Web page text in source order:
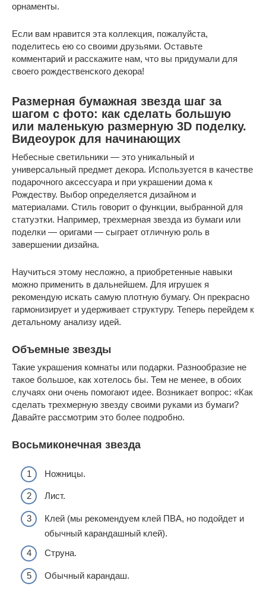
орнаменты.
Если вам нравится эта коллекция, пожалуйста,
поделитесь ею со своими друзьями. Оставьте
комментарий и расскажите нам, что вы придумали для
своего рождественского декора!
Размерная бумажная звезда шаг за
шагом с фото: как сделать большую
или маленькую размерную 3D поделку.
Видеоурок для начинающих
Небесные светильники — это уникальный и
универсальный предмет декора. Используется в качестве
подарочного аксессуара и при украшении дома к
Рождеству. Выбор определяется дизайном и
материалами. Стиль говорит о функции, выбранной для
статуэтки. Например, трехмерная звезда из бумаги или
поделки — оригами — сыграет отличную роль в
завершении дизайна.
Научиться этому несложно, а приобретенные навыки
можно применить в дальнейшем. Для игрушек я
рекомендую искать самую плотную бумагу. Он прекрасно
гармонизирует и удерживает структуру. Теперь перейдем к
детальному анализу идей.
Объемные звезды
Такие украшения комнаты или подарки. Разнообразие не
такое большое, как хотелось бы. Тем не менее, в обоих
случаях они очень помогают идее. Возникает вопрос: «Как
сделать трехмерную звезду своими руками из бумаги?
Давайте рассмотрим это более подробно.
Восьмиконечная звезда
Ножницы.
Лист.
Клей (мы рекомендуем клей ПВА, но подойдет и
обычный карандашный клей).
Струна.
Обычный карандаш.